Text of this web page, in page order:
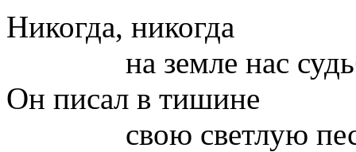
Никогда, никогда
на земле нас
Он писал в тишине
свою светлую